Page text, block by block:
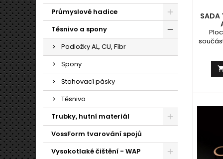
Průmyslové hadice
Těsnivo a spony
Podložky AL, CU, Fíbr
Spony
Stahovací pásky
Těsnivo
Trubky, hutní materiál
VossForm tvarování spojů
Vysokotlaké čištění - WAP
SADA